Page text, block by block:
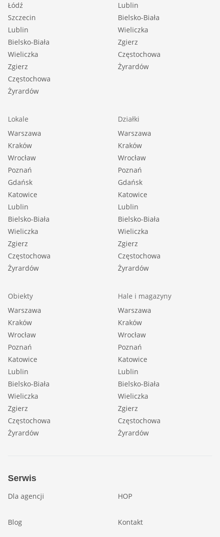
Łódź
Szczecin
Lublin
Bielsko-Biała
Wieliczka
Zgierz
Częstochowa
Żyrardów
Lublin
Bielsko-Biała
Wieliczka
Zgierz
Częstochowa
Żyrardów
Lokale
Warszawa
Kraków
Wrocław
Poznań
Gdańsk
Katowice
Lublin
Bielsko-Biała
Wieliczka
Zgierz
Częstochowa
Żyrardów
Działki
Warszawa
Kraków
Wrocław
Poznań
Gdańsk
Katowice
Lublin
Bielsko-Biała
Wieliczka
Zgierz
Częstochowa
Żyrardów
Obiekty
Warszawa
Kraków
Wrocław
Poznań
Katowice
Lublin
Bielsko-Biała
Wieliczka
Zgierz
Częstochowa
Żyrardów
Hale i magazyny
Warszawa
Kraków
Wrocław
Poznań
Katowice
Lublin
Bielsko-Biała
Wieliczka
Zgierz
Częstochowa
Żyrardów
Serwis
Dla agencji HOP
Blog Kontakt